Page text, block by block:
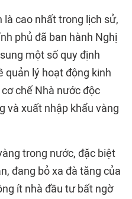
cao nhất trong lịch sử,
phủ đã ban hành Nghị
một số quy định
quản lý hoạt động kinh
chế Nhà nước độc
và xuất nhập khẩu vàng
trong nước, đặc biệt
đang bỏ xa đà tăng của
ít nhà đầu tư bất ngờ